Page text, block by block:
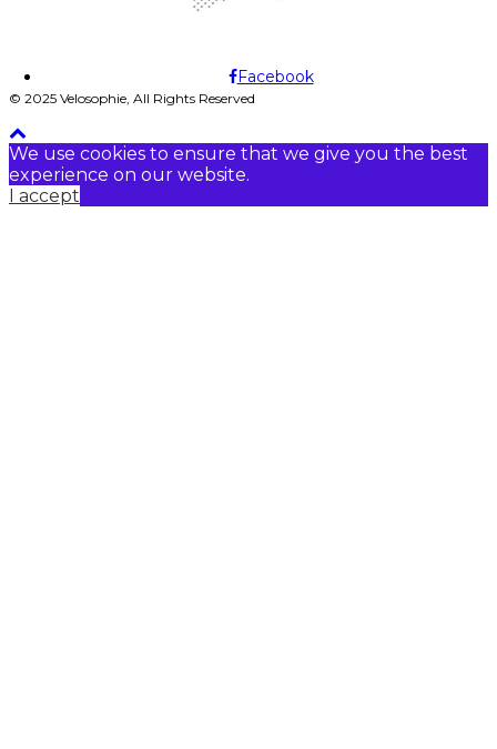
Facebook
© 2025 Velosophie, All Rights Reserved
We use cookies to ensure that we give you the best
experience on our website.
I accept